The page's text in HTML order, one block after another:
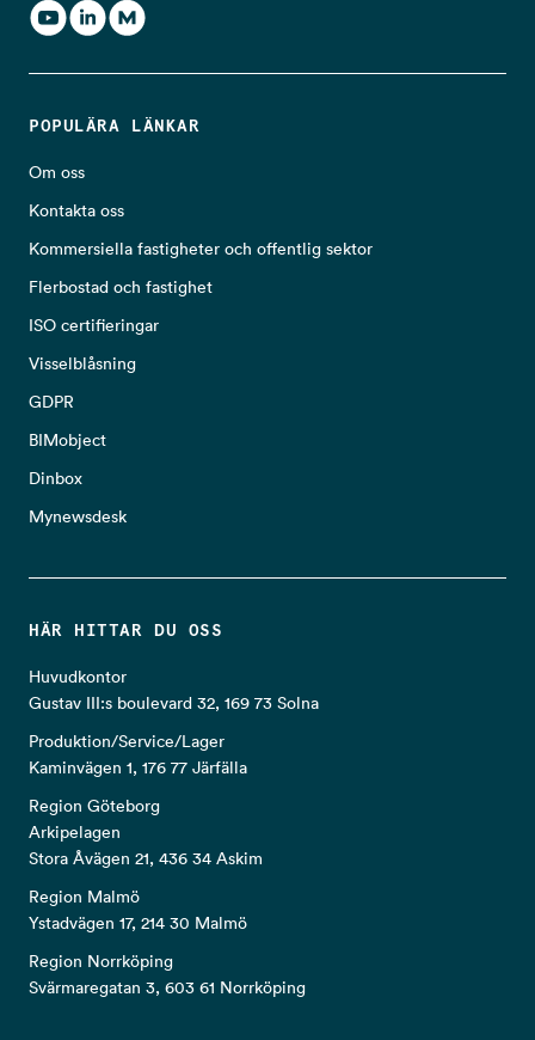
POPULÄRA LÄNKAR
Om oss
Kontakta oss
Kommersiella fastigheter och offentlig sektor
Flerbostad och fastighet
ISO certifieringar
Visselblåsning
GDPR
BIMobject
Dinbox
Mynewsdesk
HÄR HITTAR DU OSS
Huvudkontor
Gustav III:s boulevard 32, 169 73 Solna
Produktion/Service/Lager
Kaminvägen 1, 176 77 Järfälla
Region Göteborg
Arkipelagen
Stora Åvägen 21, 436 34 Askim
Region Malmö
Ystadvägen 17, 214 30 Malmö
Region Norrköping
Svärmaregatan 3, 603 61 Norrköping